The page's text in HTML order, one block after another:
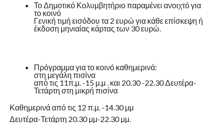
Το Δημοτικό Κολυμβητήριο παραμένει ανοιχτό για
το κοινό
Γενική τιμή εισόδου τα 2 ευρώ για κάθε επίσκεψη ή
έκδοση μηνιαίας κάρτας των 30 ευρώ.
Πρόγραμμα για το κοινό καθημερινά:
στη μεγάλη πισίνα
από τις 11π.μ. -15 μ.μ . και 20.30 -22.30 Δευτέρα-
Τετάρτη στη μικρή πισίνα
Καθημερινά από τις 12 π.μ. -14.30 μμ
Δευτέρα-Τετάρτη 20.30 μμ-22.30 μμ.